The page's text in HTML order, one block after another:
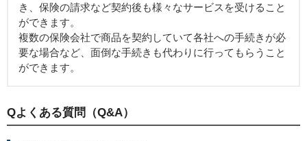
き、保険の請求など契約後も様々なサービスを受けること
ができます。
複数の保険会社で商品を契約していて各社への手続きが必
要な場合など、面倒な手続きも代わりに行ってもらうこと
ができます。
Qよくある質問（Q&A）